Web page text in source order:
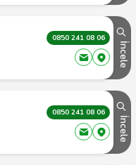
0850 241 08 06
İncele
0850 241 08 06
İncele